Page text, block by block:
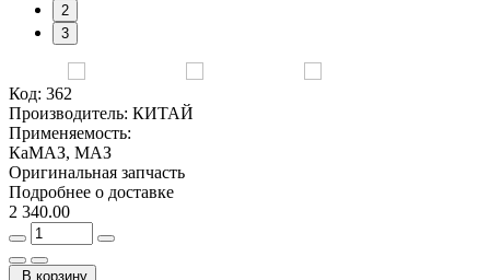
2
3
Код: 362
Производитель: КИТАЙ
Применяемость:
КаМАЗ, МАЗ
Оригинальная запчасть
Подробнее о доставке
2 340.00
В корзину